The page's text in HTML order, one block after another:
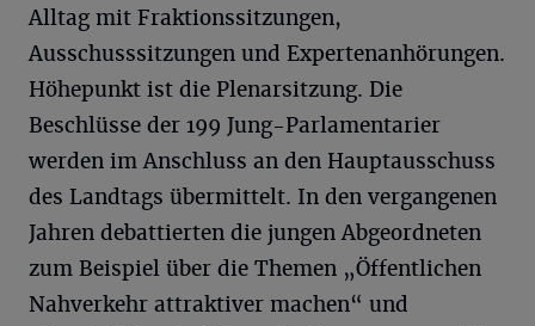
Alltag mit Fraktionssitzungen,
Ausschusssitzungen und Expertenanhörungen.
Höhepunkt ist die Plenarsitzung. Die
Beschlüsse der 199 Jung-Parlamentarier
werden im Anschluss an den Hauptausschuss
des Landtags übermittelt. In den vergangenen
Jahren debattierten die jungen Abgeordneten
zum Beispiel über die Themen „Öffentlichen
Nahverkehr attraktiver machen“ und